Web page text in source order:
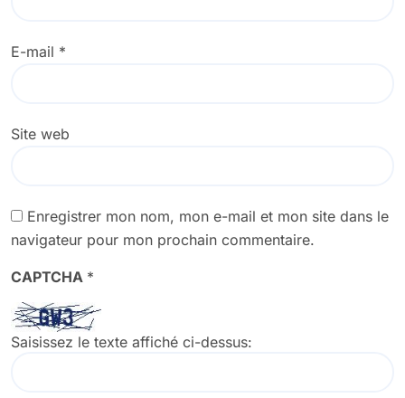
E-mail *
Site web
Enregistrer mon nom, mon e-mail et mon site dans le
navigateur pour mon prochain commentaire.
CAPTCHA *
Saisissez le texte affiché ci-dessus: